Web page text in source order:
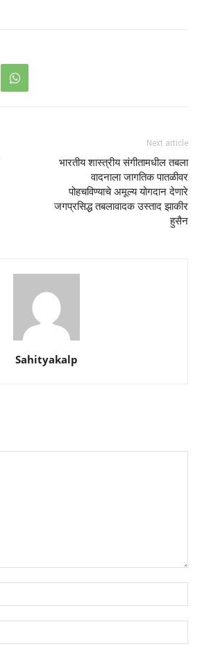
Next article
भारतीय शास्त्रीय संगीतामधील तबला
वादनाला जागतिक पातळीवर
पोहचविण्याचे अमूल्य योगदान देणारे
जगप्रसिद्ध तबलावादक उस्ताद झाकीर
हुसैन
Sahityakalp